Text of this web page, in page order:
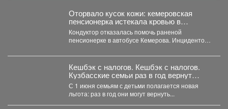
Оторвало кусок кожи: кемеровская
пенсионерка истекала кровью в
автобусе
Кондуктор отказалась помочь раненой
пенсионерке в автобусе Кемерова. Инцидентом
комитет...
Кешбэк с налогов. Кешбэк с налогов.
Кузбасские семьи раз в год вернут
часть уплаченных денег
С 1 июня семьям с детьми полагается новая
льгота: раз в год они могут вернуть...